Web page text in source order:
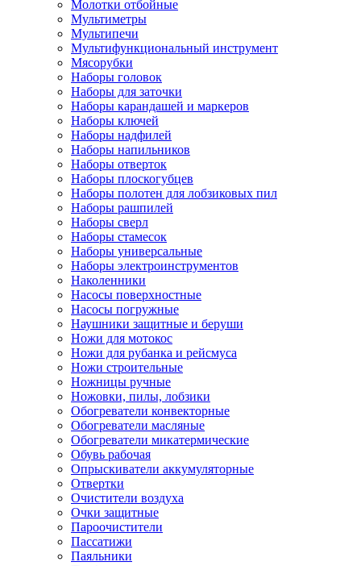
Молотки отбойные
Мультиметры
Мультипечи
Мультифункциональный инструмент
Мясорубки
Наборы головок
Наборы для заточки
Наборы карандашей и маркеров
Наборы ключей
Наборы надфилей
Наборы напильников
Наборы отверток
Наборы плоскогубцев
Наборы полотен для лобзиковых пил
Наборы рашпилей
Наборы сверл
Наборы стамесок
Наборы универсальные
Наборы электроинструментов
Наколенники
Насосы поверхностные
Насосы погружные
Наушники защитные и беруши
Ножи для мотокос
Ножи для рубанка и рейсмуса
Ножи строительные
Ножницы ручные
Ножовки, пилы, лобзики
Обогреватели конвекторные
Обогреватели масляные
Обогреватели микатермические
Обувь рабочая
Опрыскиватели аккумуляторные
Отвертки
Очистители воздуха
Очки защитные
Пароочистители
Пассатижи
Паяльники